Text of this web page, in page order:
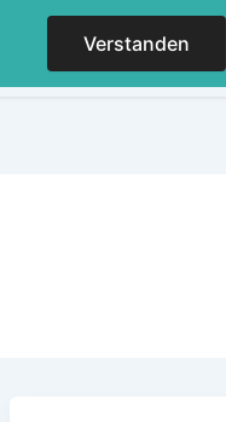
KONTAKT
Verstanden